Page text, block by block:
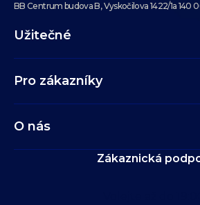
BB Centrum budova B, Vyskočilova 1422/1a 140
Užitečné
Pro zákazníky
O nás
Zákaznická